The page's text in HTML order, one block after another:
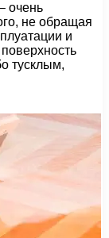
очень
не обращая
и
тусклым,